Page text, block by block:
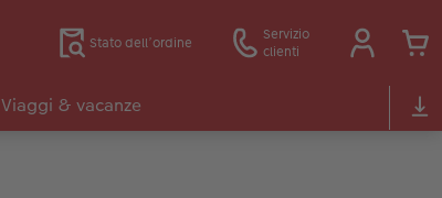
Stato dell’ordine
Servizio
clienti
Viaggi & vacanze